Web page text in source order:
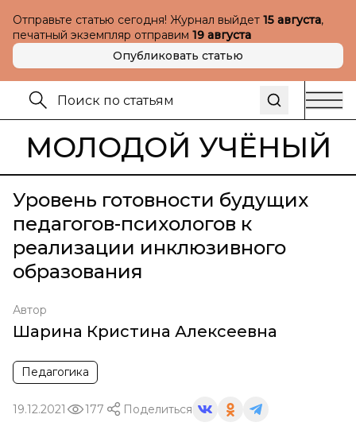
Отправьте статью сегодня! Журнал выйдет 15 августа,
печатный экземпляр отправим 19 августа
Опубликовать статью
МОЛОДОЙ УЧЁНЫЙ
Уровень готовности будущих
педагогов-психологов к
реализации инклюзивного
образования
Автор
Шарина Кристина Алексеевна
Педагогика
19.12.2021 177 Поделиться